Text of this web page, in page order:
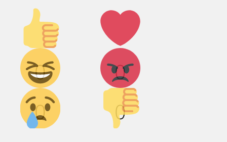
Палец
вверх!
0
Лайк!
0
Дикий
смех!
0
Агрессия!
0
Грусть :(
Палец
вниз!